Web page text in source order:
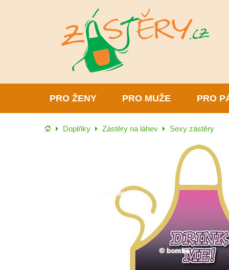
PRO ŽENY PRO MUŽE PRO
Úvod Doplňky Zástěry na láhev Sexy zástěry